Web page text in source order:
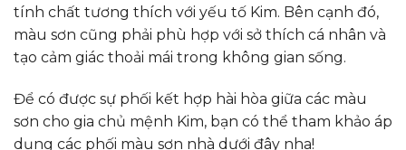
tính chất tương thích với yếu tố Kim. Bên cạnh đó,
màu sơn cũng phải phù hợp với sở thích cá nhân và
tạo cảm giác thoải mái trong không gian sống.
Để có được sự phối kết hợp hài hòa giữa các màu
sơn cho gia chủ mệnh Kim, bạn có thể tham khảo áp
dụng các phối màu sơn nhà dưới đây nha!